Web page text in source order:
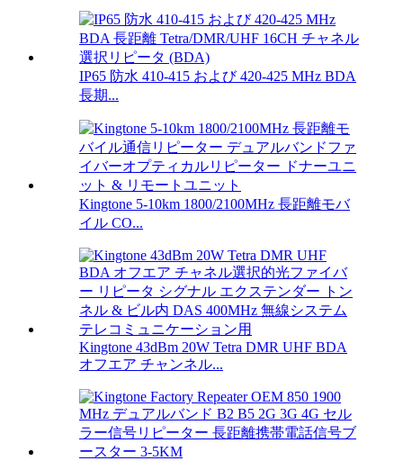
IP65 防水 410-415 および 420-425 MHz BDA
長期...
Kingtone 5-10km 1800/2100MHz 長距離モバ
イル CO...
Kingtone 43dBm 20W Tetra DMR UHF BDA
オフエア チャンネル...